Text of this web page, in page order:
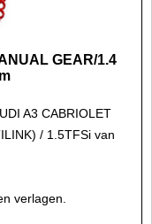
GEAR/1.4
A3 CABRIOLET
/ 1.5TFSi van
verlagen.